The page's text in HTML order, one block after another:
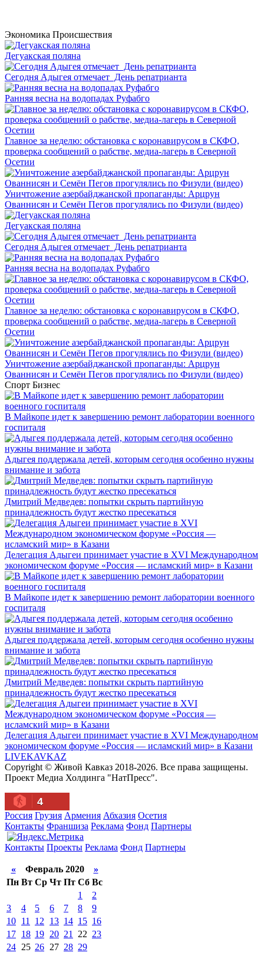
Экономика Происшествия
Дегуакская поляна
Сегодня Адыгея отмечает День репатрианта
Ранняя весна на водопадах Руфабго
Главное за неделю: обстановка с коронавирусом в СКФО,
проверка сообщений о рабстве, медиа-лагерь в Северной
Осетии
Уничтожение азербайджанской пропаганды: Арцрун
Ованнисян и Семён Пегов прогулялись по Физули (видео)
Дегуакская поляна
Сегодня Адыгея отмечает День репатрианта
Ранняя весна на водопадах Руфабго
Главное за неделю: обстановка с коронавирусом в СКФО,
проверка сообщений о рабстве, медиа-лагерь в Северной
Осетии
Уничтожение азербайджанской пропаганды: Арцрун
Ованнисян и Семён Пегов прогулялись по Физули (видео)
Спорт Бизнес
В Майкопе идет к завершению ремонт лаборатории военного
госпиталя
Адыгея поддержала детей, которым сегодня особенно нужны
внимание и забота
Дмитрий Медведев: попытки скрыть партийную
принадлежность будут жестко пресекаться
Делегация Адыгеи принимает участие в XVI Международном
экономическом форуме «Россия — исламский мир» в Казани
В Майкопе идет к завершению ремонт лаборатории военного
госпиталя
Адыгея поддержала детей, которым сегодня особенно нужны
внимание и забота
Дмитрий Медведев: попытки скрыть партийную
принадлежность будут жестко пресекаться
Делегация Адыгеи принимает участие в XVI Международном
экономическом форуме «Россия — исламский мир» в Казани
LIVEKAVKAZ
Copyright © Живой Кавказ 2018-2026. Все права защищены.
Проект Медиа Холдинга "НатПресс".
4
Россия Грузия Армения Абхазия Осетия
Контакты Франшиза Реклама Фонд Партнеры
Контакты Проекты Реклама Фонд Партнеры
«Февраль 2020 »
Пн Вт Ср Чт Пт Сб Вс
1
2
3
4 5 6 7 8
9
10 11 12 13 14 15 16
17 18 19 20 21 22 23
24 25 26 27 28 29